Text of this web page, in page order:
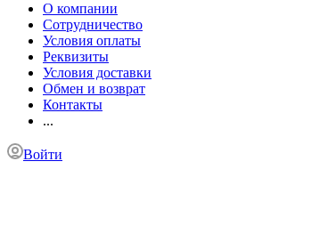
О компании
Сотрудничество
Условия оплаты
Реквизиты
Условия доставки
Обмен и возврат
Контакты
...
Войти